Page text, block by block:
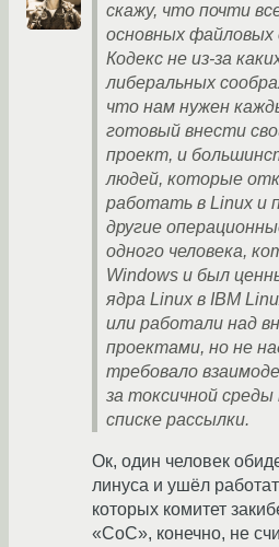
скажу, что почти
основных
Кодекс не из-за
либеральных
что нам нужен
готовый внести
проект, и
людей, которые
работать в Linux и
другие
одного человека,
Windows и был
ядра Linux в IBM
или работали над
проектами, но не
требовало
за токсичной среды
списке рассылки.
Ок, один человек
линуса и ушёл
которых комитет
«СоС», конечно, не